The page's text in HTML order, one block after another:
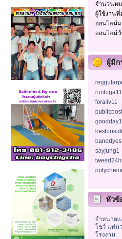
จำนวนห
ผู้ใช้งานที่
ออนไลน์
ออนไลน์
ผู้มีก
runtoga11
foraliv11
goodday1
sayjung1
หัวข้
จำหน่าย
โชว์ แท่น
โรงงาน